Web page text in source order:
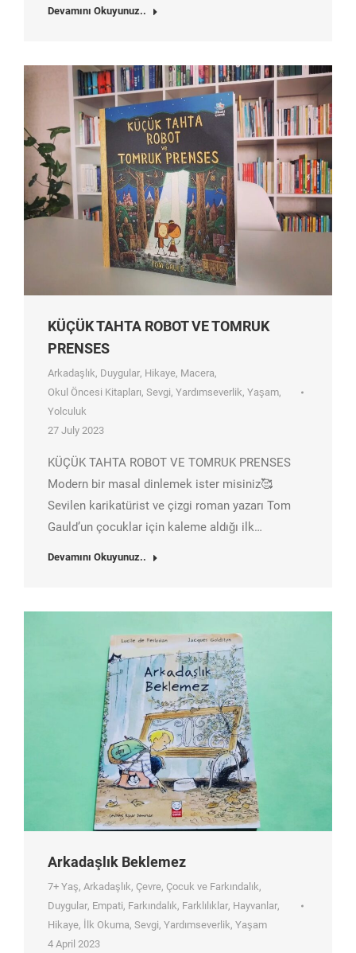
Devamını Okuyunuz..
KÜÇÜK TAHTA ROBOT VE TOMRUK
PRENSES
Arkadaşlık, Duygular, Hikaye, Macera,
Okul Öncesi Kitapları, Sevgi, Yardımseverlik, Yaşam,
Yolculuk
27 July 2023
KÜÇÜK TAHTA ROBOT VE TOMRUK PRENSES
Modern bir masal dinlemek ister misiniz🥰
Sevilen karikatürist ve çizgi roman yazarı Tom
Gauld’un çocuklar için kaleme aldığı ilk…
Devamını Okuyunuz..
Arkadaşlık Beklemez
7+ Yaş, Arkadaşlık, Çevre, Çocuk ve Farkındalık,
Duygular, Empati, Farkındalık, Farklılıklar, Hayvanlar,
Hikaye, İlk Okuma, Sevgi, Yardımseverlik, Yaşam
4 April 2023